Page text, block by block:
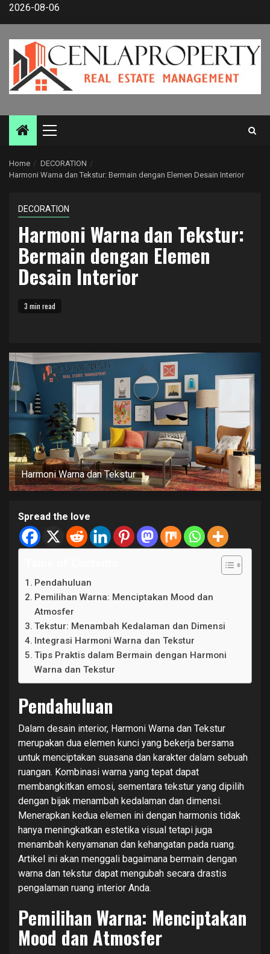
Skip2026-08-06
Primary
Home
DECORATION
Harmoni Warna dan Tekstur: Bermain dengan Elemen Desain Interior
DECORATION
Harmoni Warna dan Tekstur:
Bermain dengan Elemen
Desain Interior
3 min read
Harmoni Warna dan Tekstur
Spread the love
Pendahuluan
Pemilihan Warna: Menciptakan Mood dan
Atmosfer
Tekstur: Menambah Kedalaman dan Dimensi
Integrasi Harmoni Warna dan Tekstur
Tips Praktis dalam Bermain dengan Harmoni
Warna dan Tekstur
Pendahuluan
Dalam desain interior, Harmoni Warna dan Tekstur
merupakan dua elemen kunci yang bekerja bersama
untuk menciptakan suasana dan karakter dalam sebuah
ruangan. Kombinasi warna yang tepat dapat
membangkitkan emosi, sementara tekstur yang dipilih
dengan bijak menambah kedalaman dan dimensi.
Menerapkan kedua elemen ini dengan harmonis tidak
hanya meningkatkan estetika visual tetapi juga
menambah kenyamanan dan kehangatan pada ruang.
Artikel ini akan menggali bagaimana bermain dengan
warna dan tekstur dapat mengubah secara drastis
pengalaman ruang interior Anda.
Pemilihan Warna: Menciptakan
Mood dan Atmosfer